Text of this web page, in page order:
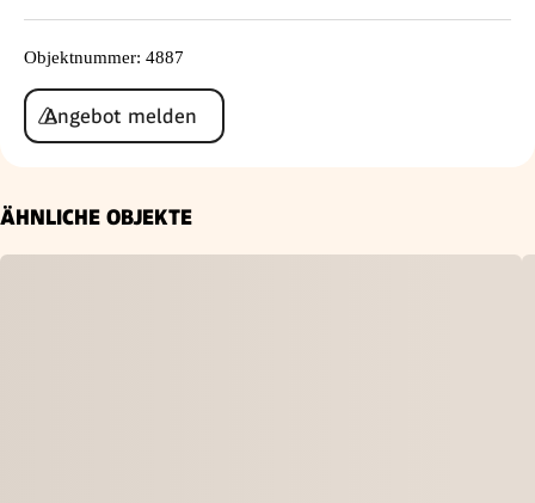
Objektnummer: 4887
Angebot melden
ÄHNLICHE OBJEKTE